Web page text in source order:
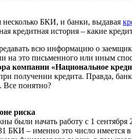
несколько БКИ, и банки, выдавая
кредитная история – какие
всю информацию о
на это письменного или иным
компании «Национальное
получении кредита. Правда,
Все понятно?
риска
были начать работу с 1
БКИ – именно это число имеется